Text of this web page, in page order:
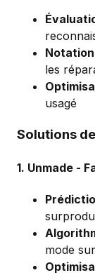
les
usagé
Solutions
1. Unmade -
mode